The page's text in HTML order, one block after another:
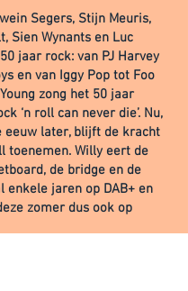
Segers, Stijn Meuris,
Sien Wynants en Luc
jaar rock: van PJ Harvey
en van Iggy Pop tot Foo
zong het 50 jaar
‘n roll can never die’. Nu,
eeuw later, blijft de kracht
toenemen. Willy eert de
de bridge en de
enkele jaren op DAB+ en
zomer dus ook op